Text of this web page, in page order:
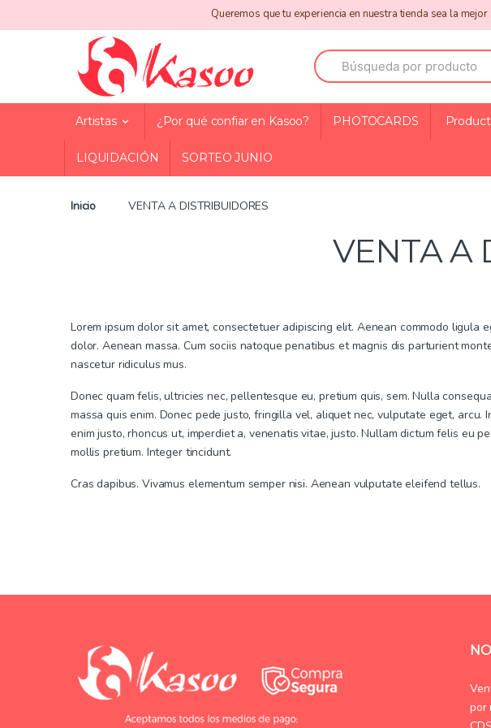
to
to
Queremos que tu experiencia en nuestra tienda sea la
Search
for:
Artistas ¿Por qué confiar en Kasoo? PHOTOCARDS
LIQUIDACIÓN SORTEO JUNIO
Inicio VENTA A DISTRIBUIDORES
VENTA A
Lorem ipsum dolor sit amet, consectetuer adipiscing elit. Aenean commodo ligula
dolor. Aenean massa. Cum sociis natoque penatibus et magnis dis parturient
nascetur ridiculus mus.
Donec quam felis, ultricies nec, pellentesque eu, pretium quis, sem. Nulla
massa quis enim. Donec pede justo, fringilla vel, aliquet nec, vulputate eget, arcu.
enim justo, rhoncus ut, imperdiet a, venenatis vitae, justo. Nullam dictum felis eu
mollis pretium. Integer tincidunt.
Cras dapibus. Vivamus elementum semper nisi. Aenean vulputate eleifend tellus.
por